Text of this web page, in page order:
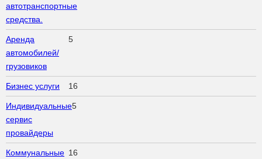
автотранспортные
средства.
Аренда
автомобилей/
грузовиков
5
Бизнес услуги 16
Индивидуальные
сервис
провайдеры
5
Коммунальные 16